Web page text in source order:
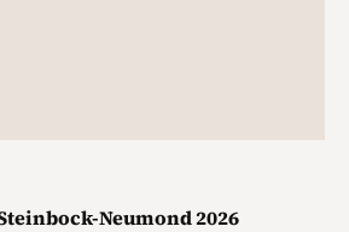
Neumond 2026